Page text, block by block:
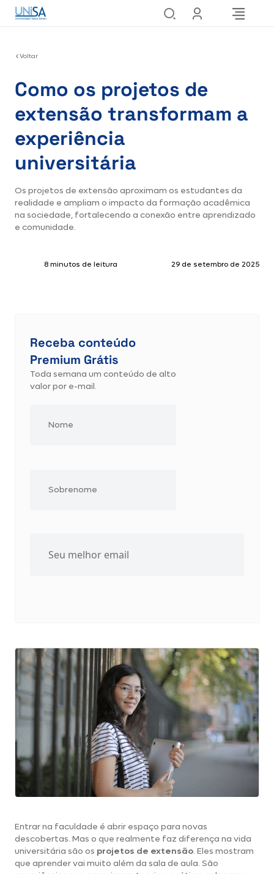
Voltar
Como os projetos de
extensão transformam a
experiência
universitária
Os projetos de extensão aproximam os estudantes da
realidade e ampliam o impacto da formação acadêmica
na sociedade, fortalecendo a conexão entre aprendizado
e comunidade.
8 minutos de leitura 29 de setembro de 2025
Entrar na faculdade é abrir espaço para novas
descobertas. Mas o que realmente faz diferença na vida
universitária são os projetos de extensão. Eles mostram
que aprender vai muito além da sala de aula. São
Receba conteúdo
Premium Grátis
Toda semana um conteúdo de alto
valor por e-mail.